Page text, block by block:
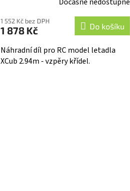
1 552 Kč bez DPH
1 878 Kč Do košíku
Náhradní díl pro RC model letadla
XCub 2.94m - vzpěry křídel.